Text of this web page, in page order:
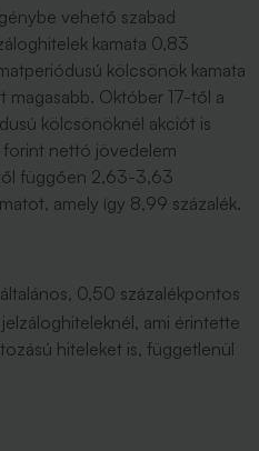
vehető szabad
kamata 0,83
kölcsönök kamata
magasabb. Október 17-től a
kölcsönöknél akciót is
nettó jövedelem
függően 2,63-3,63
amely így 8,99 százalék.
0,50 százalékpontos
ami érintette
hiteleket is, függetlenül